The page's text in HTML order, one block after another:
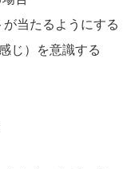
当たるようにする
じ）を意識する